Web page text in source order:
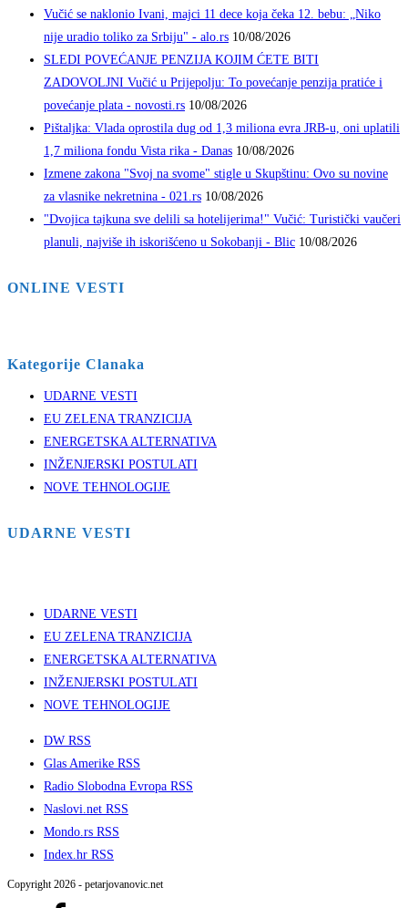
Vučić se naklonio Ivani, majci 11 dece koja čeka 12. bebu: „Niko
nije uradio toliko za Srbiju" - alo.rs 10/08/2026
SLEDI POVEĆANJE PENZIJA KOJIM ĆETE BITI
ZADOVOLJNI Vučić u Prijepolju: To povećanje penzija pratiće i
povećanje plata - novosti.rs 10/08/2026
Pištaljka: Vlada oprostila dug od 1,3 miliona evra JRB-u, oni uplatili
1,7 miliona fondu Vista rika - Danas 10/08/2026
Izmene zakona "Svoj na svome" stigle u Skupštinu: Ovo su novine
za vlasnike nekretnina - 021.rs 10/08/2026
"Dvojica tajkuna sve delili sa hotelijerima!" Vučić: Turistički vaučeri
planuli, najviše ih iskorišćeno u Sokobanji - Blic 10/08/2026
ONLINE VESTI
Kategorije Clanaka
UDARNE VESTI
EU ZELENA TRANZICIJA
ENERGETSKA ALTERNATIVA
INŽENJERSKI POSTULATI
NOVE TEHNOLOGIJE
UDARNE VESTI
UDARNE VESTI
EU ZELENA TRANZICIJA
ENERGETSKA ALTERNATIVA
INŽENJERSKI POSTULATI
NOVE TEHNOLOGIJE
DW RSS
Glas Amerike RSS
Radio Slobodna Evropa RSS
Naslovi.net RSS
Mondo.rs RSS
Index.hr RSS
Copyright 2026 - petarjovanovic.net